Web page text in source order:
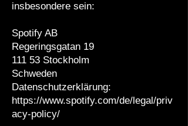
insbesondere sein:
Spotify AB
Regeringsgatan 19
111 53 Stockholm
Schweden
Datenschutzerklärung:
https://www.spotify.com/de/legal/priv
acy-policy/